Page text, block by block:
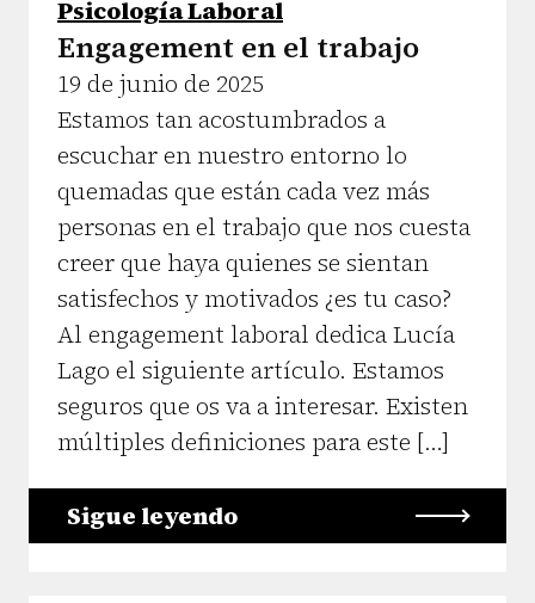
Psicología Laboral
Engagement en el trabajo
19 de junio de 2025
Estamos tan acostumbrados a
escuchar en nuestro entorno lo
quemadas que están cada vez más
personas en el trabajo que nos cuesta
creer que haya quienes se sientan
satisfechos y motivados ¿es tu caso?
Al engagement laboral dedica Lucía
Lago el siguiente artículo. Estamos
seguros que os va a interesar. Existen
múltiples definiciones para este […]
Sigue leyendo